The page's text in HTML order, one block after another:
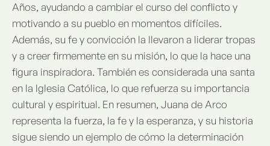
Años, ayudando a cambiar el curso del conflicto y
motivando a su pueblo en momentos difíciles.
Además, su fe y convicción la llevaron a liderar tropas
y a creer firmemente en su misión, lo que la hace una
figura inspiradora. También es considerada una santa
en la Iglesia Católica, lo que refuerza su importancia
cultural y espiritual. En resumen, Juana de Arco
representa la fuerza, la fe y la esperanza, y su historia
sigue siendo un ejemplo de cómo la determinación